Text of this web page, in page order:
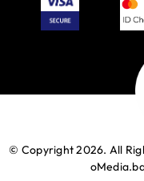
© Copyright 2026. All